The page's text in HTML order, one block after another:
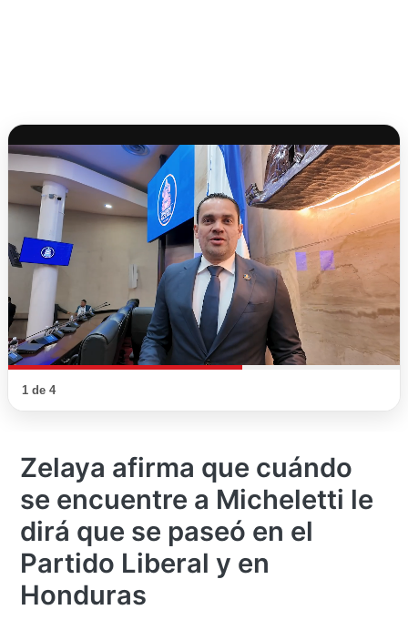
1 de 4
Zelaya afirma que cuándo
se encuentre a Micheletti le
dirá que se paseó en el
Partido Liberal y en
Honduras